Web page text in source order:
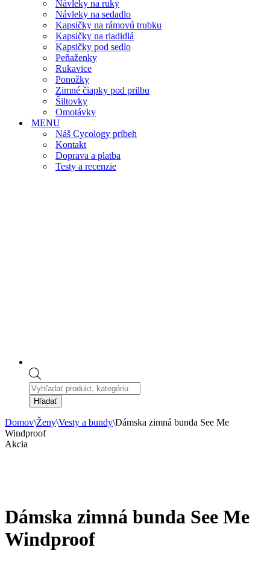
Návleky na ruky
Návleky na sedadlo
Kapsičky na rámovú trubku
Kapsičky na riadidlá
Kapsičky pod sedlo
Peňaženky
Rukavice
Ponožky
Zimné čiapky pod prilbu
Šiltovky
Omotávky
MENU
Náš Cycology príbeh
Kontakt
Doprava a platba
Testy a recenzie
Products
search
Hľadať
Domov\Ženy\Vesty a bundy\Dámska zimná bunda See Me
Windproof
Akcia
Dámska zimná bunda See Me
Windproof